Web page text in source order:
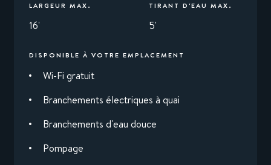
LARGEUR MAX.
16'
TIRANT D'EAU MAX.
5'
DISPONIBLE À VOTRE EMPLACEMENT
Wi-Fi gratuit
Branchements électriques à quai
Branchements d'eau douce
Pompage